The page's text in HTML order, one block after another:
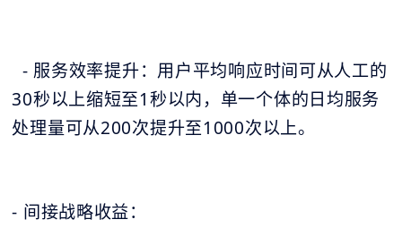
- 服务效率提升：用户平均响应时间可从人工的
30秒以上缩短至1秒以内，单一个体的日均服务
处理量可从200次提升至1000次以上。
- 间接战略收益：